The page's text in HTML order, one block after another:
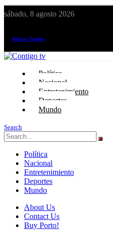
sábado, 8 agosto 2026
Iniciar Sesión
Política
Nacional
Entretenimiento
Deportes
Mundo
Search
Política
Nacional
Entretenimiento
Deportes
Mundo
About Us
Contact Us
Buy Porto!